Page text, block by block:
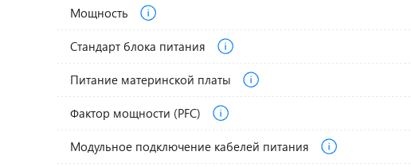
Мощность
Стандарт блока питания
Питание материнской платы
Фактор мощности (PFC)
Модульное подключение кабелей питания